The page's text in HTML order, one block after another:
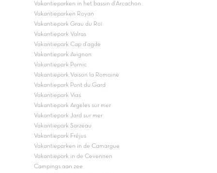
Vakantieparken in het bassin d'Arcachon
Vakantieparken Royan
Vakantiepark Grau du Roi
Vakantiepark Valras
Vakantiepark Cap d'agde
Vakantiepark Avignon
Vakantiepark Pornic
Vakantiepark Vaison la Romaine
Vakantiepark Pont du Gard
Vakantiepark Vias
Vakantiepark Argeles sur mer
Vakantiepark Jard sur mer
Vakantiepark Sarzeau
Vakantiepark Fréjus
Vakantieparken in de Camargue
Vakantiepark in de Cevennen
Campings aan zee